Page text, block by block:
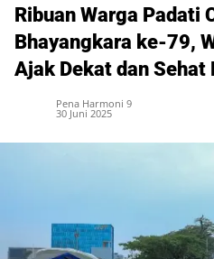
Ribuan Warga Padati
Bhayangkara ke-79,
Ajak Dekat dan Sehat
Pena Harmoni 9
30 Juni 2025